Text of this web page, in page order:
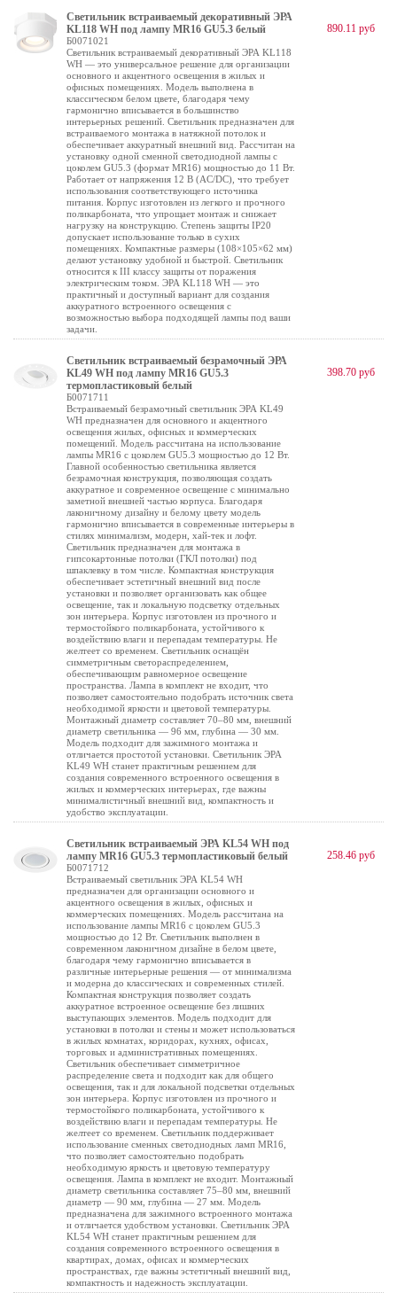
Светильник встраиваемый декоративный ЭРА
KL118 WH под лампу MR16 GU5.3 белый
Б0071021
Светильник встраиваемый декоративный ЭРА KL118
WH — это универсальное решение для организации
основного и акцентного освещения в жилых и
офисных помещениях. Модель выполнена в
классическом белом цвете, благодаря чему
гармонично вписывается в большинство
интерьерных решений. Светильник предназначен для
встраиваемого монтажа в натяжной потолок и
обеспечивает аккуратный внешний вид. Рассчитан на
установку одной сменной светодиодной лампы с
цоколем GU5.3 (формат MR16) мощностью до 11 Вт.
Работает от напряжения 12 В (AC/DC), что требует
использования соответствующего источника
питания. Корпус изготовлен из легкого и прочного
поликарбоната, что упрощает монтаж и снижает
нагрузку на конструкцию. Степень защиты IP20
допускает использование только в сухих
помещениях. Компактные размеры (108×105×62 мм)
делают установку удобной и быстрой. Светильник
относится к III классу защиты от поражения
электрическим током. ЭРА KL118 WH — это
практичный и доступный вариант для создания
аккуратного встроенного освещения с
возможностью выбора подходящей лампы под ваши
задачи.
890.11 руб
Светильник встраиваемый безрамочный ЭРА
KL49 WH под лампу MR16 GU5.3
термопластиковый белый
Б0071711
Встраиваемый безрамочный светильник ЭРА KL49
WH предназначен для основного и акцентного
освещения жилых, офисных и коммерческих
помещений. Модель рассчитана на использование
лампы MR16 с цоколем GU5.3 мощностью до 12 Вт.
Главной особенностью светильника является
безрамочная конструкция, позволяющая создать
аккуратное и современное освещение с минимально
заметной внешней частью корпуса. Благодаря
лаконичному дизайну и белому цвету модель
гармонично вписывается в современные интерьеры в
стилях минимализм, модерн, хай-тек и лофт.
Светильник предназначен для монтажа в
гипсокартонные потолки (ГКЛ потолки) под
шпаклевку в том числе. Компактная конструкция
обеспечивает эстетичный внешний вид после
установки и позволяет организовать как общее
освещение, так и локальную подсветку отдельных
зон интерьера. Корпус изготовлен из прочного и
термостойкого поликарбоната, устойчивого к
воздействию влаги и перепадам температуры. Не
желтеет со временем. Светильник оснащён
симметричным светораспределением,
обеспечивающим равномерное освещение
пространства. Лампа в комплект не входит, что
позволяет самостоятельно подобрать источник света
необходимой яркости и цветовой температуры.
Монтажный диаметр составляет 70–80 мм, внешний
диаметр светильника — 96 мм, глубина — 30 мм.
Модель подходит для зажимного монтажа и
отличается простотой установки. Светильник ЭРА
KL49 WH станет практичным решением для
создания современного встроенного освещения в
жилых и коммерческих интерьерах, где важны
минималистичный внешний вид, компактность и
удобство эксплуатации.
398.70 руб
Светильник встраиваемый ЭРА KL54 WH под
лампу MR16 GU5.3 термопластиковый белый
Б0071712
Встраиваемый светильник ЭРА KL54 WH
предназначен для организации основного и
акцентного освещения в жилых, офисных и
коммерческих помещениях. Модель рассчитана на
использование лампы MR16 с цоколем GU5.3
мощностью до 12 Вт. Светильник выполнен в
современном лаконичном дизайне в белом цвете,
благодаря чему гармонично вписывается в
различные интерьерные решения — от минимализма
и модерна до классических и современных стилей.
Компактная конструкция позволяет создать
аккуратное встроенное освещение без лишних
выступающих элементов. Модель подходит для
установки в потолки и стены и может использоваться
в жилых комнатах, коридорах, кухнях, офисах,
торговых и административных помещениях.
Светильник обеспечивает симметричное
распределение света и подходит как для общего
освещения, так и для локальной подсветки отдельных
зон интерьера. Корпус изготовлен из прочного и
термостойкого поликарбоната, устойчивого к
воздействию влаги и перепадам температуры. Не
желтеет со временем. Светильник поддерживает
использование сменных светодиодных ламп MR16,
что позволяет самостоятельно подобрать
необходимую яркость и цветовую температуру
освещения. Лампа в комплект не входит. Монтажный
диаметр светильника составляет 75–80 мм, внешний
диаметр — 90 мм, глубина — 27 мм. Модель
предназначена для зажимного встроенного монтажа
и отличается удобством установки. Светильник ЭРА
KL54 WH станет практичным решением для
создания современного встроенного освещения в
квартирах, домах, офисах и коммерческих
пространствах, где важны эстетичный внешний вид,
компактность и надежность эксплуатации.
258.46 руб